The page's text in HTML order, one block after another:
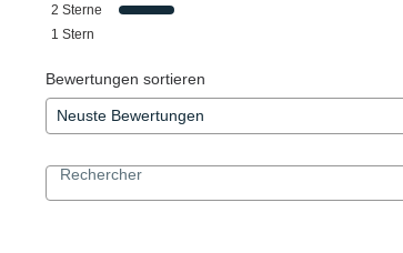
2 Sterne
1 Stern
Bewertungen sortieren